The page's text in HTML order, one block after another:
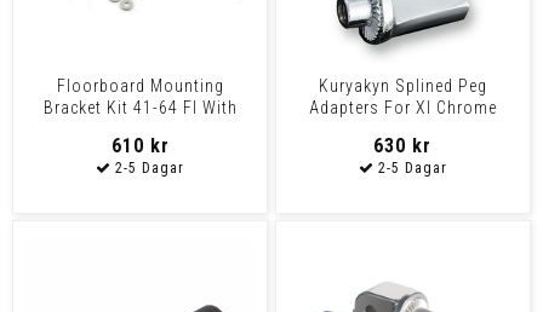
Floorboard Mounting
Bracket Kit 41-64 Fl With
610 kr
Kuryakyn Splined Peg
Adapters For Xl Chrome
630 kr